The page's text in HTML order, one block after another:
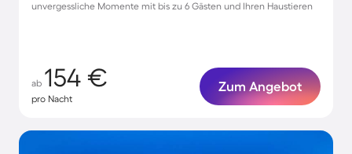
unvergessliche Momente mit bis zu 6 Gästen und Ihren Haustieren
ab 154 €
pro Nacht
Zum Angebot